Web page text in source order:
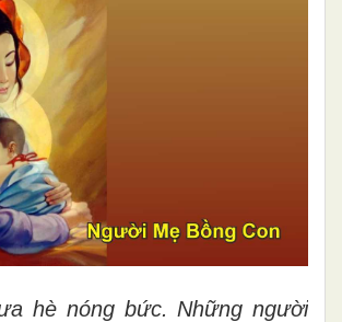
hè nóng bức. Những người